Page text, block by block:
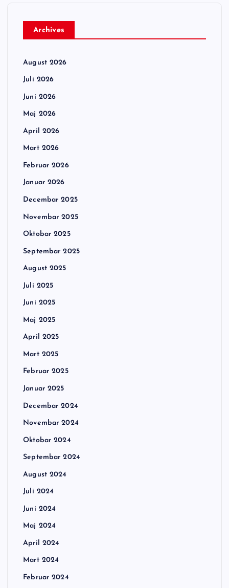
Archives
August 2026
Juli 2026
Juni 2026
Maj 2026
April 2026
Mart 2026
Februar 2026
Januar 2026
Decembar 2025
Novembar 2025
Oktobar 2025
Septembar 2025
August 2025
Juli 2025
Juni 2025
Maj 2025
April 2025
Mart 2025
Februar 2025
Januar 2025
Decembar 2024
Novembar 2024
Oktobar 2024
Septembar 2024
August 2024
Juli 2024
Juni 2024
Maj 2024
April 2024
Mart 2024
Februar 2024